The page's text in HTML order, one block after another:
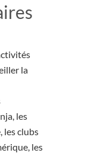
la
les
les clubs
les